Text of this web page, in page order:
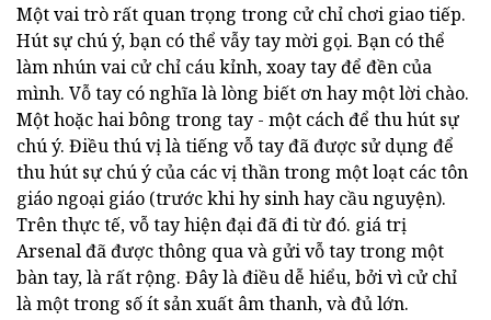
Một vai trò rất quan trọng trong cử chỉ chơi giao tiếp.
Hút sự chú ý, bạn có thể vẫy tay mời gọi. Bạn có thể
làm nhún vai cử chỉ cáu kỉnh, xoay tay để đền của
mình. Vỗ tay có nghĩa là lòng biết ơn hay một lời chào.
Một hoặc hai bông trong tay - một cách để thu hút sự
chú ý. Điều thú vị là tiếng vỗ tay đã được sử dụng để
thu hút sự chú ý của các vị thần trong một loạt các tôn
giáo ngoại giáo (trước khi hy sinh hay cầu nguyện).
Trên thực tế, vỗ tay hiện đại đã đi từ đó. giá trị
Arsenal đã được thông qua và gửi vỗ tay trong một
bàn tay, là rất rộng. Đây là điều dễ hiểu, bởi vì cử chỉ
là một trong số ít sản xuất âm thanh, và đủ lớn.